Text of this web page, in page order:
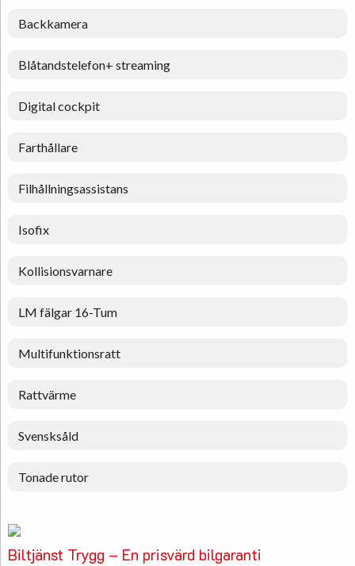
Backkamera
Blåtandstelefon+ streaming
Digital cockpit
Farthållare
Filhållningsassistans
Isofix
Kollisionsvarnare
LM fälgar 16-Tum
Multifunktionsratt
Rattvärme
Svensksåld
Tonade rutor
Biltjänst Trygg – En prisvärd bilgaranti